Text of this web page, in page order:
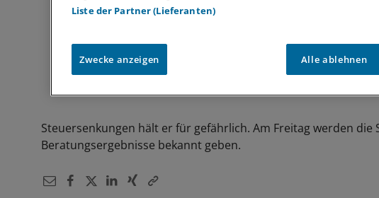
Steuersenkungen hält er für gefährlich. Am Freitag werden die
Beratungsergebnisse bekannt geben.
Liste der Partner (Lieferanten)
Zwecke anzeigen Alle ablehnen